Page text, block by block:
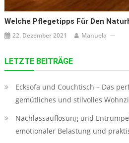
Welche Pflegetipps Für Den
22. Dezember 2021 Manuela
LETZTE BEITRÄGE
Ecksofa und Couchtisch – Das
gemütliches und stilvolles
Nachlassauflösung und
emotionaler Belastung und